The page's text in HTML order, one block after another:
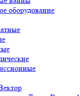
оборудование